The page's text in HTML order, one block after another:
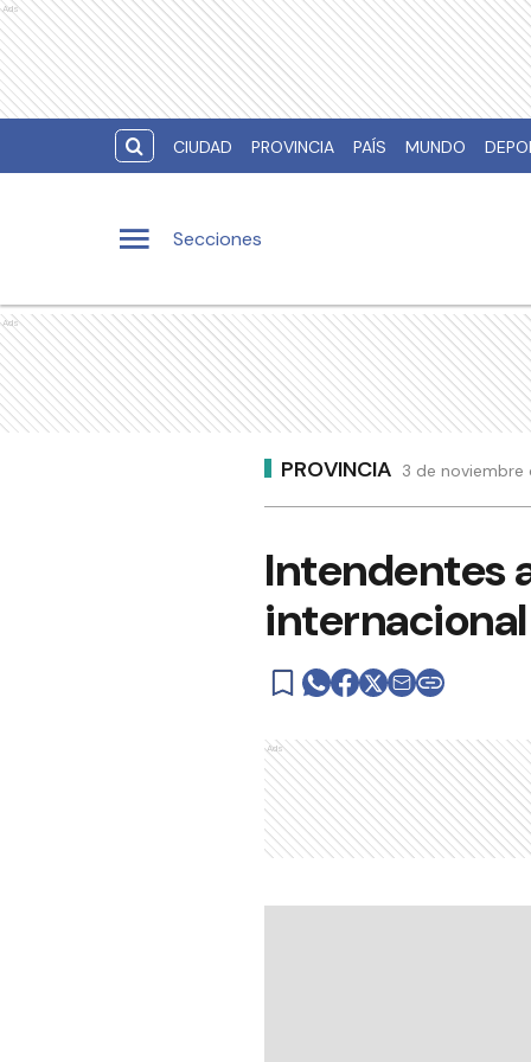
Ads
CIUDAD PROVINCIA PAÍS MUNDO
Secciones
Ads
PROVINCIA 3 de noviembre
Intendentes
internacional
Ads